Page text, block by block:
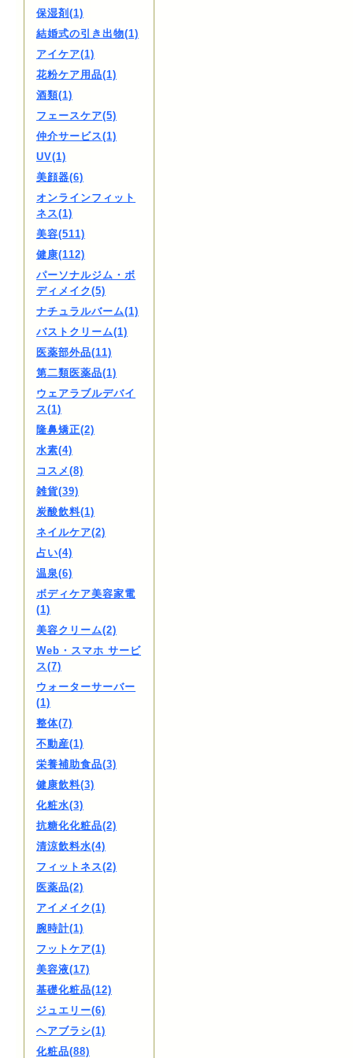
保湿剤(1)
結婚式の引き出物(1)
アイケア(1)
花粉ケア用品(1)
酒類(1)
フェースケア(5)
仲介サービス(1)
UV(1)
美顔器(6)
オンラインフィット
ネス(1)
美容(511)
健康(112)
パーソナルジム・ボ
ディメイク(5)
ナチュラルバーム(1)
バストクリーム(1)
医薬部外品(11)
第二類医薬品(1)
ウェアラブルデバイ
ス(1)
隆鼻矯正(2)
水素(4)
コスメ(8)
雑貨(39)
炭酸飲料(1)
ネイルケア(2)
占い(4)
温泉(6)
ボディケア美容家電
(1)
美容クリーム(2)
Web・スマホ サービ
ス(7)
ウォーターサーバー
(1)
整体(7)
不動産(1)
栄養補助食品(3)
健康飲料(3)
化粧水(3)
抗糖化化粧品(2)
清涼飲料水(4)
フィットネス(2)
医薬品(2)
アイメイク(1)
腕時計(1)
フットケア(1)
美容液(17)
基礎化粧品(12)
ジュエリー(6)
ヘアブラシ(1)
化粧品(88)